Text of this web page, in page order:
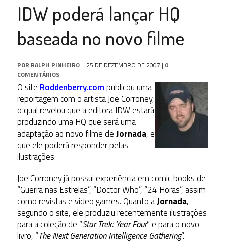
IDW poderá lançar HQ
baseada no novo filme
POR RALPH PINHEIRO 25 DE DEZEMBRO DE 2007 | 0
COMENTÁRIOS
O site Roddenberry.compublicou uma
reportagem com o artista Joe Corroney,
o qual revelou que a editora IDW estará
produzindo uma HQ que será uma
adaptação ao novo filme deJornada, e
que ele poderá responder pelas
ilustrações.
Joe Corroney já possui experiência em comic books de
“Guerra nas Estrelas”, “Doctor Who”, “24 Horas”, assim
como revistas e video games. Quanto aJornada,
segundo o site, ele produziu recentemente ilustrações
para a coleção de “Star Trek: Year Four” e para o novo
livro, “The Next Generation Intelligence Gathering”.